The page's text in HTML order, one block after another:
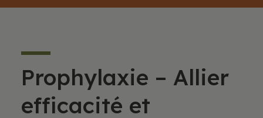
Prophylaxie – Allier
efficacité et